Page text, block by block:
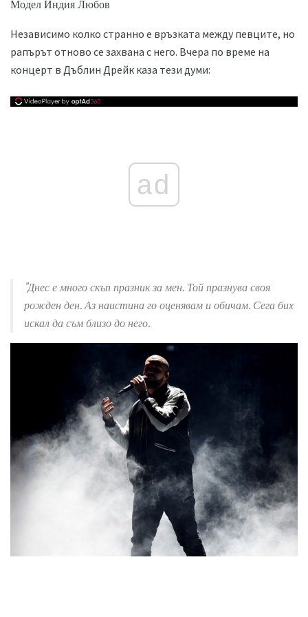
Модел Индия Любов
Независимо колко странно е връзката между певците, но
рапърът отново се захвана с него. Вчера по време на
концерт в Дъблин Дрейк каза тези думи:
ad
"Днес е много скъп празник за мен. Той празнува своя
рожден ден. Аз наистина го оценявам и обичам. Сега бих
искал да съм близо до него.